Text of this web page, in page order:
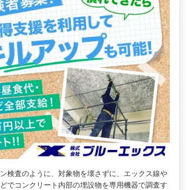
検査のように、対象物を壊さずに、エックス線や
でコンクリート内部の埋設物を専用機器で調査す